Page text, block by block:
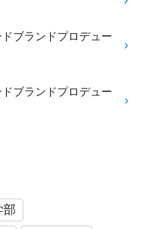
ブランドプロデュー
ブランドプロデュー
部